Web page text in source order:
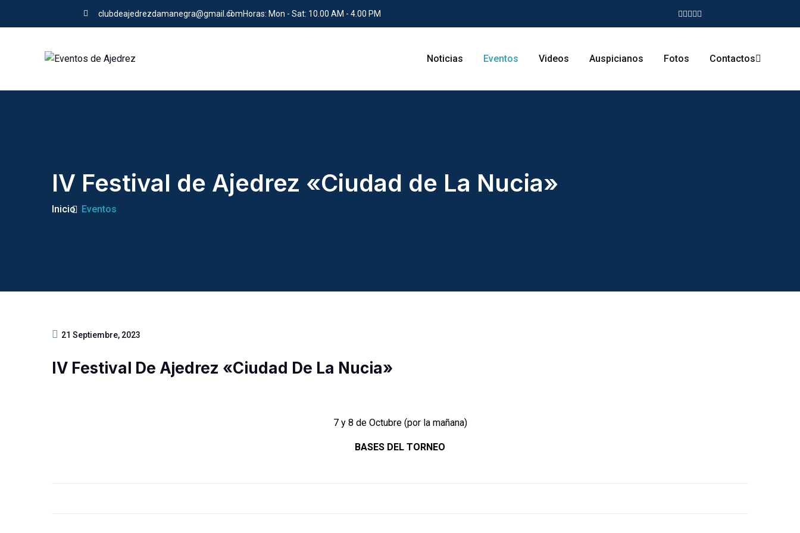
clubdeajedrezdamanegra@gmail.comHoras: Mon - Sat: 10.00 AM - 4.00 PM
Noticias Eventos Videos Auspicianos Fotos Contactos
IV Festival de Ajedrez «Ciudad de La Nucia»
Inicio Eventos
21 Septiembre, 2023
IV Festival De Ajedrez «Ciudad De La Nucia»
7 y 8 de Octubre (por la mañana)
BASES DEL TORNEO